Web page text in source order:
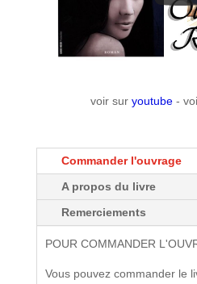
voir sur youtube-
Commander l'ouvrage
A propos du livre
Remerciements
POUR COMMANDER
Vous pouvez commander le